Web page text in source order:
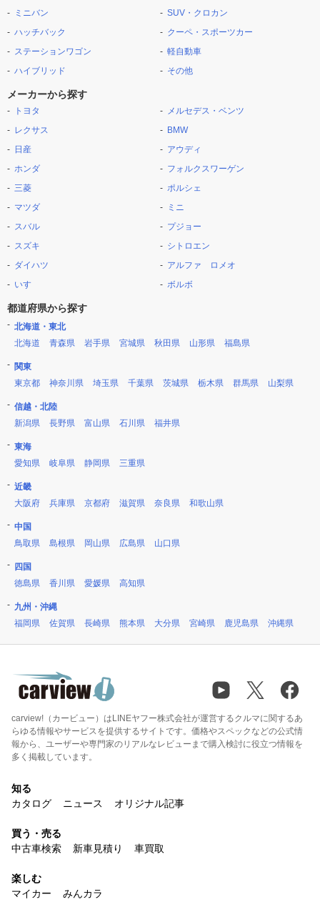
ミニバン
ハッチバック
ステーションワゴン
ハイブリッド
SUV・クロカン
クーペ・スポーツカー
軽自動車
その他
メーカーから探す
トヨタ
レクサス
日産
ホンダ
三菱
マツダ
スバル
スズキ
ダイハツ
いすゞ
メルセデス・ベンツ
BMW
アウディ
フォルクスワーゲン
ポルシェ
ミニ
プジョー
シトロエン
アルファ ロメオ
ボルボ
都道府県から探す
北海道・東北
北海道
青森県 岩手県 宮城県 秋田県 山形県 福島県
関東
東京都
神奈川県 埼玉県 千葉県 茨城県 栃木県 群馬県 山梨県
信越・北陸
新潟県
長野県 富山県 石川県 福井県
東海
愛知県
岐阜県 静岡県 三重県
近畿
大阪府
兵庫県 京都府 滋賀県 奈良県 和歌山県
中国
鳥取県
島根県 岡山県 広島県 山口県
四国
徳島県
香川県 愛媛県 高知県
九州・沖縄
福岡県
佐賀県 長崎県 熊本県 大分県 宮崎県 鹿児島県 沖縄県
carview!（カービュー）はLINEヤフー株式会社が運営するクルマに関するあ
らゆる情報やサービスを提供するサイトです。価格やスペックなどの公式情
報から、ユーザーや専門家のリアルなレビューまで購入検討に役立つ情報を
多く掲載しています。
知る
カタログ
ニュース オリジナル記事
買う・売る
中古車検索
新車見積り 車買取
楽しむ
マイカー
みんカラ